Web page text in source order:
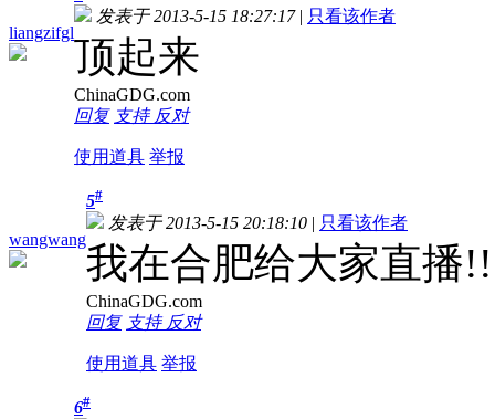
liangzifgl
发表于 2013-5-15 18:27:17 | 只看该作者
顶起来
ChinaGDG.com
回复 支持 反对
使用道具 举报
wangwang
5#
发表于 2013-5-15 20:18:10 | 只看该作者
我在合肥给大家直
ChinaGDG.com
回复 支持 反对
使用道具 举报
6#